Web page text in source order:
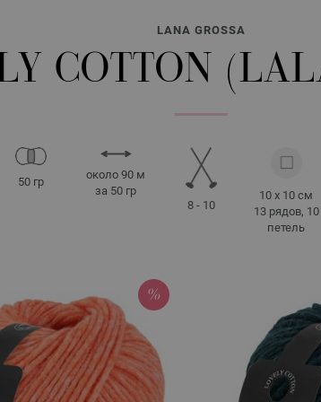
LANA GROSSA
COTTON
50 гр
около 90 м
за 50 гр
8 - 10
10 x 10 см
13 рядов, 10
петель